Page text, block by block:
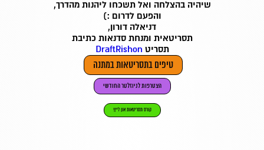
שיהיה בהצלחה ואל תשכחו ליהנות מהדרך,
והפעם לדרום :)
דניאלה דורון,
תסריטאית ומנחת סדנאות כתיבת
תסריט DraftRishon
טיפים בתסריטאות במתנה
הצטרפות לניוזלטר החודשי
קורס תסריטאות און ליין!